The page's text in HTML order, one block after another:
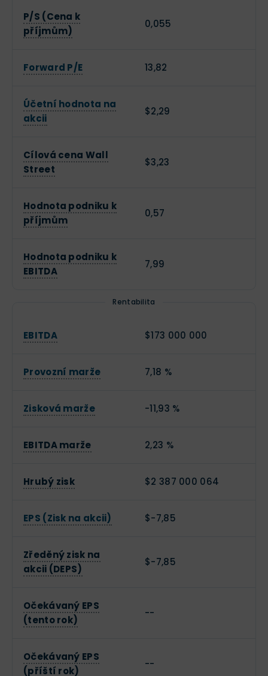
P/S (Cena k
příjmům)
0,055
Forward P/E 13,82
Účetní hodnota na
akcii
$2,29
Cílová cena Wall
Street
$3,23
Hodnota podniku k
příjmům
0,57
Hodnota podniku k
EBITDA
7,99
Rentabilita
EBITDA $173 000 000
Provozní marže 7,18 %
Zisková marže -11,93 %
EBITDA marže 2,23 %
Hrubý zisk $2 387 000 064
EPS (Zisk na akcii) $-7,85
Zředěný zisk na
akcii (DEPS)
$-7,85
Očekávaný EPS
(tento rok)
--
Očekávaný EPS
(příští rok)
--